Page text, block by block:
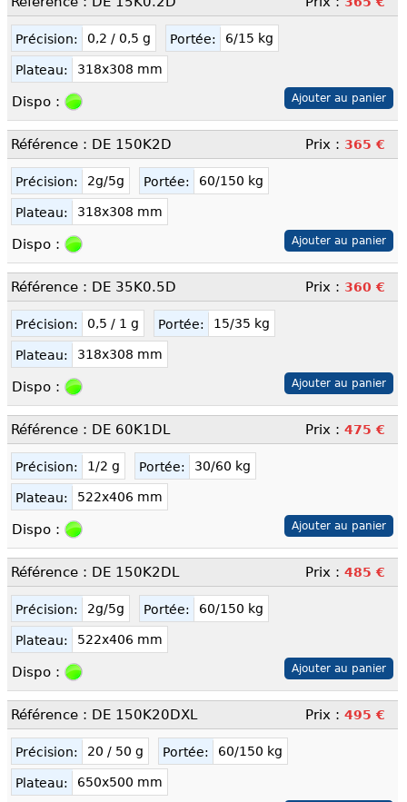
Précision: 0,2 / 0,5 g Portée: 6/15 kg
Plateau: 318x308 mm
Dispo :
Référence : DE 150K2D Prix : 365 €
Précision: 2g/5g Portée: 60/150 kg
Plateau: 318x308 mm
Dispo :
Référence : DE 35K0.5D Prix : 360 €
Précision: 0,5 / 1 g Portée: 15/35 kg
Plateau: 318x308 mm
Dispo :
Référence : DE 60K1DL Prix : 475 €
Précision: 1/2 g Portée: 30/60 kg
Plateau: 522x406 mm
Dispo :
Référence : DE 150K2DL Prix : 485 €
Précision: 2g/5g Portée: 60/150 kg
Plateau: 522x406 mm
Dispo :
Référence : DE 150K20DXL Prix : 495 €
Précision: 20 / 50 g Portée: 60/150 kg
Plateau: 650x500 mm